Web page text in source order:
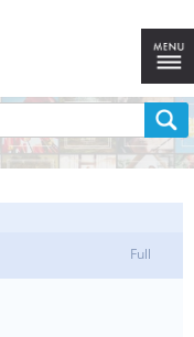
Full